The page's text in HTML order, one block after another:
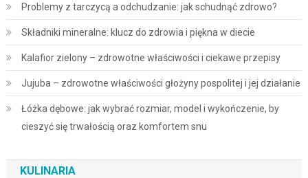
Problemy z tarczycą a odchudzanie: jak schudnąć zdrowo?
Składniki mineralne: klucz do zdrowia i piękna w diecie
Kalafior zielony – zdrowotne właściwości i ciekawe przepisy
Jujuba – zdrowotne właściwości głożyny pospolitej i jej działanie
Łóżka dębowe: jak wybrać rozmiar, model i wykończenie, by
cieszyć się trwałością oraz komfortem snu
KULINARIA